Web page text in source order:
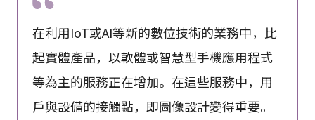
在利用IoT或AI等新的數位技術的業務中，比
起實體產品，以軟體或智慧型手機應用程式
等為主的服務正在增加。在這些服務中，用
戶與設備的接觸點，即圖像設計變得重要。